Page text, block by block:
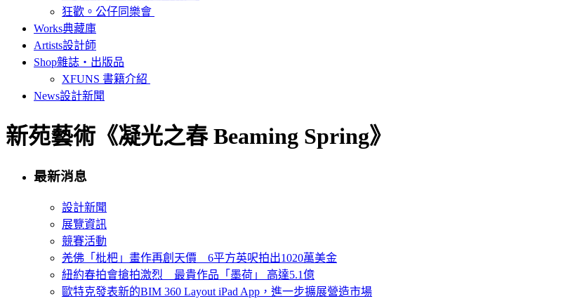
狂歡。公仔同樂會
Works典藏庫
Artists設計師
Shop雜誌‧出版品
XFUNS 書籍介紹
News設計新聞
新苑藝術《凝光之春 Beaming Spring》
最新消息
設計新聞
展覽資訊
競賽活動
羌佛「枇杷」畫作再創天價 6平方英呎拍出1020萬美金
紐約春拍會搶拍激烈 最貴作品「墨荷」 高達5.1億
歐特克發表新的BIM 360 Layout iPad App，進一步擴展營造市場